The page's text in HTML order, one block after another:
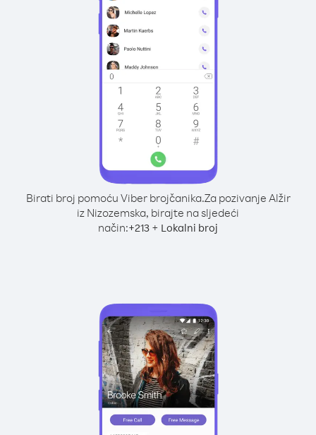
Birati broj pomoću Viber brojčanika.Za pozivanje Alžir
iz Nizozemska, birajte na sljedeći
način:+213 + Lokalni broj